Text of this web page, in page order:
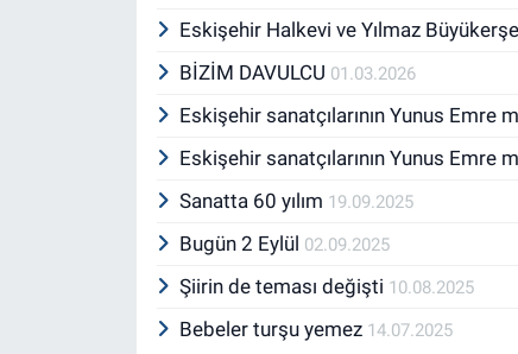
Eskişehir Halkevi ve Yılmaz
BİZİM DAVULCU 01.03.2026
Eskişehir sanatçılarının Yunus Emre
Eskişehir sanatçılarının Yunus Emre
Sanatta 60 yılım 19.09.2025
Bugün 2 Eylül 02.09.2025
Şiirin de teması değişti 10.08.2025
Bebeler turşu yemez 14.07.2025